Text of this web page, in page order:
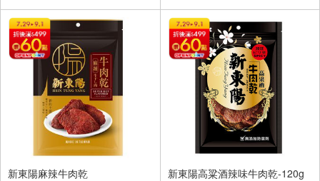
新東陽麻辣牛肉乾
新東陽高粱酒辣味牛肉乾-120g